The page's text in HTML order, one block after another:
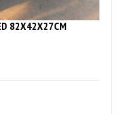
82X42X27CM